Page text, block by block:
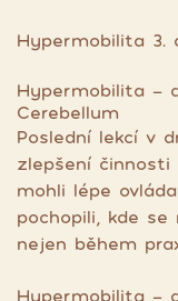
Hypermobilita 3.
Hypermobilita -
Cerebellum
Poslední lekcí v
zlepšení činnosti
mohli lépe
pochopili, kde
nejen během
Hypermobilita -